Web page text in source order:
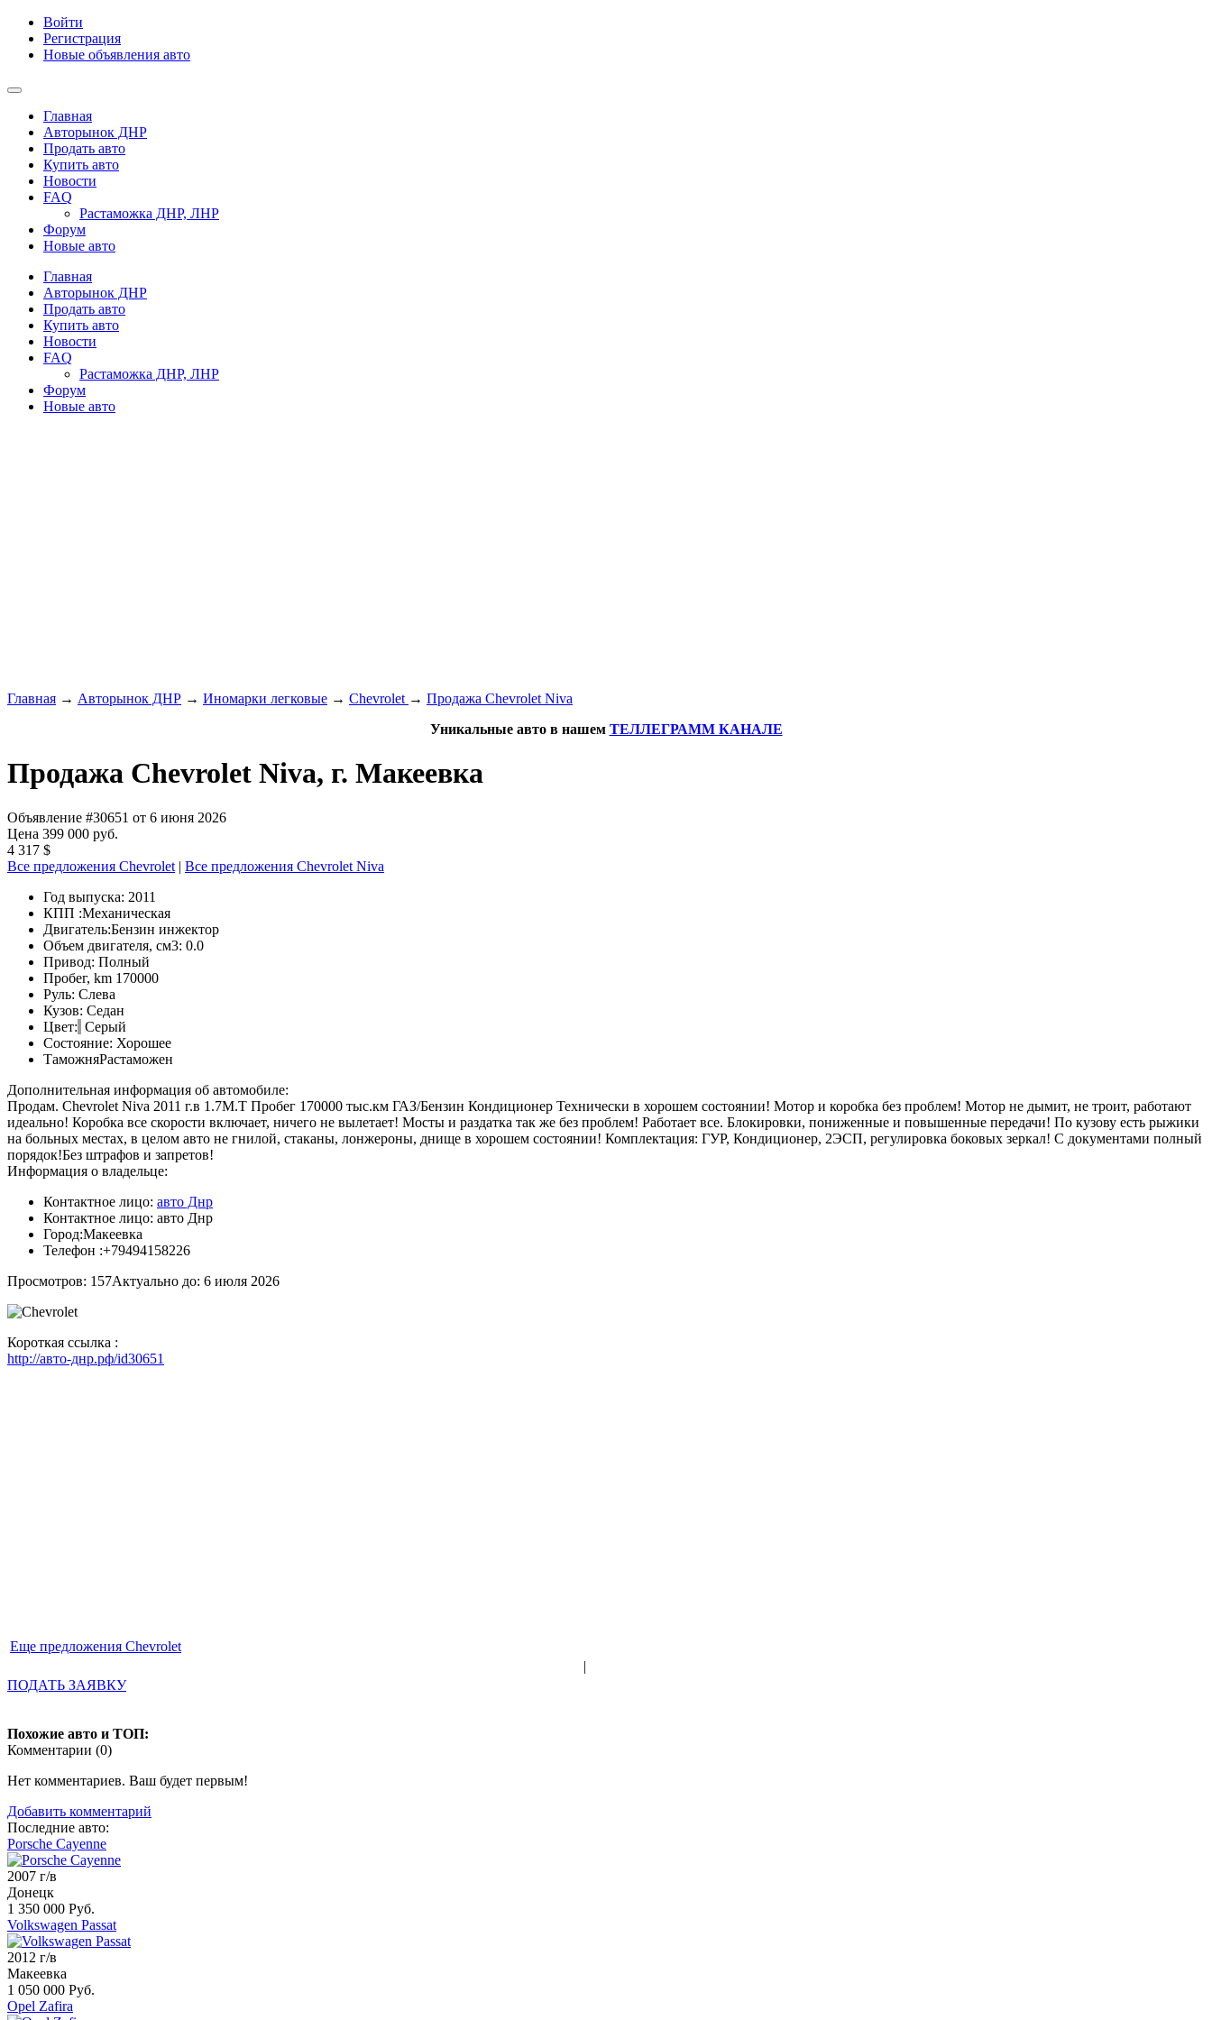
Войти
Регистрация
Новые объявления авто
Главная
Авторынок ДНР
Продать авто
Купить авто
Новости
FAQ
Растаможка ДНР, ЛНР
Форум
Новые авто
Главная
Авторынок ДНР
Продать авто
Купить авто
Новости
FAQ
Растаможка ДНР, ЛНР
Форум
Новые авто
Главная → Авторынок ДНР → Иномарки легковые → Chevrolet → Продажа Chevrolet Niva
Уникальные авто в нашем ТЕЛЛЕГРАММ КАНАЛЕ
Продажа Chevrolet Niva, г. Макеевка
Объявление #30651 от 6 июня 2026
Цена 399 000 руб.
4 317 $
Все предложения Chevrolet | Все предложения Chevrolet Niva
Год выпуска: 2011
КПП :Механическая
Двигатель:Бензин инжектор
Объем двигателя, см3: 0.0
Привод: Полный
Пробег, km 170000
Руль: Слева
Кузов: Седан
Цвет: Серый
Состояние: Хорошее
ТаможняРастаможен
Дополнительная информация об автомобиле:
Продам. Chevrolet Niva 2011 г.в 1.7М.Т Пробег 170000 тыс.км ГАЗ/Бензин Кондиционер Технически в хорошем состоянии! Мотор и коробка без проблем! Мотор не дымит, не троит, работают
идеально! Коробка все скорости включает, ничего не вылетает! Мосты и раздатка так же без проблем! Работает все. Блокировки, пониженные и повышенные передачи! По кузову есть рыжики
на больных местах, в целом авто не гнилой, стаканы, лонжероны, днище в хорошем состоянии! Комплектация: ГУР, Кондиционер, 2ЭСП, регулировка боковых зеркал! С документами полный
порядок!Без штрафов и запретов!
Информация о владельце:
Контактное лицо: авто Днр
Контактное лицо: авто Днр
Город:Макеевка
Телефон :+79494158226
Просмотров: 157Актуально до: 6 июля 2026
Короткая ссылка :
http://авто-днр.рф/id30651
Еще предложения Chevrolet
|
ПОДАТЬ ЗАЯВКУ
Похожие авто и ТОП:
Комментарии (0)
Нет комментариев. Ваш будет первым!
Добавить комментарий
Последние авто:
Porsche Cayenne
2007 г/в
Донецк
1 350 000 Руб.
Volkswagen Passat
2012 г/в
Макеевка
1 050 000 Руб.
Opel Zafira